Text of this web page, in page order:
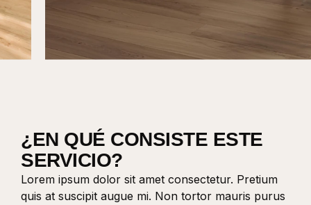
¿EN QUÉ CONSISTE ESTE
SERVICIO?
Lorem ipsum dolor sit amet consectetur. Pretium
quis at suscipit augue mi. Non tortor mauris purus